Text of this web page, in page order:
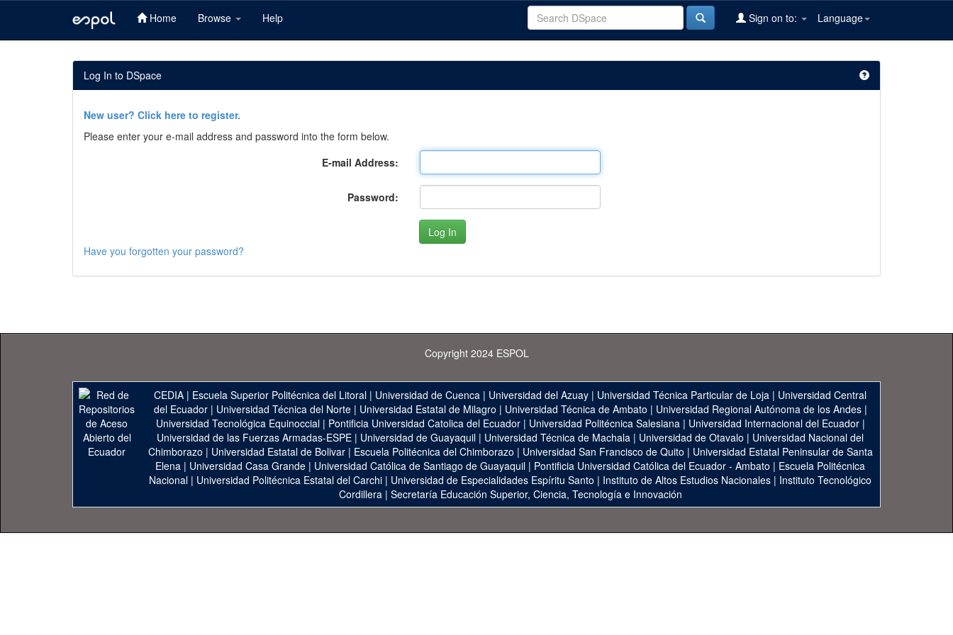
Home Browse Help Language
Sign on to:
Log In to DSpace
New user? Click here to register.
Please enter your e-mail address and password into the form below.
E-mail Address:
Password:
Have you forgotten your password?
Copyright 2024 ESPOL
CEDIA | Escuela Superior Politécnica del Litoral | Universidad de Cuenca | Universidad del Azuay | Universidad Técnica Particular de Loja | Universidad Central
del Ecuador| Universidad Técnica del Norte| Universidad Estatal de Milagro | Universidad Técnica de Ambato | Universidad Regional Autónoma de los Andes|
Universidad Tecnológica Equinoccial| Pontificia Universidad Catolica del Ecuador| Universidad Politécnica Salesiana| Universidad Internacional del Ecuador|
Universidad de las Fuerzas Armadas-ESPE | Universidad de Guayaquil | Universidad Técnica de Machala | Universidad de Otavalo | Universidad Nacional del
Chimborazo | Universidad Estatal de Bolivar| Escuela Politécnica del Chimborazo | Universidad San Francisco de Quito | Universidad Estatal Peninsular de Santa
Elena | Universidad Casa Grande | Universidad Católica de Santiago de Guayaquil | Pontificia Universidad Católica del Ecuador - Ambato | Escuela Politécnica
Nacional | Universidad Politécnica Estatal del Carchi | Universidad de Especialidades Espíritu Santo | Instituto de Altos Estudios Nacionales | Instituto Tecnológico
Cordillera| Secretaría Educación Superior, Ciencia, Tecnología e Innovación